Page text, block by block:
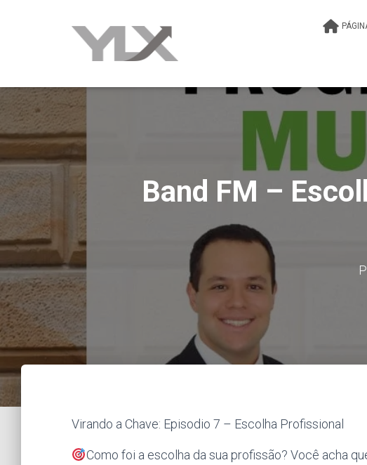
Band FM –
Virando a Chave: Episodio 7 – Escolha Profissional
Como foi a escolha da sua profissão? Você acha